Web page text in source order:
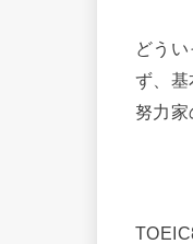
どう
ず、基
努力家